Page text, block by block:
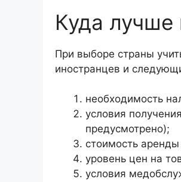
Куда лучше
При выборе страны
иностранцев и
необходимость
условия
предусмотрено);
стоимость
уровень цен на
условия